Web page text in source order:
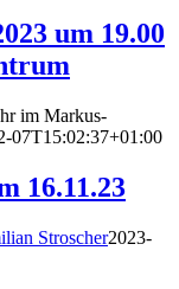
um 19.00
im Markus-
07T15:02:37+01:00
16.11.23
Stroscher2023-